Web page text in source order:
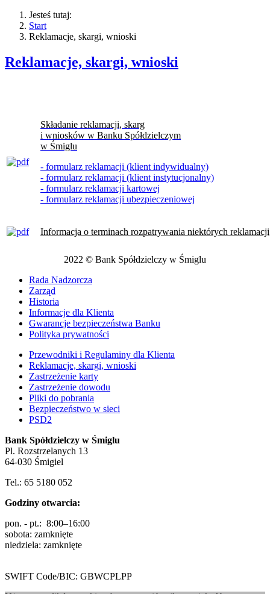
Jesteś tutaj:
Start
Reklamacje, skargi, wnioski
Reklamacje, skargi, wnioski
Składanie reklamacji, skarg
i wniosków w Banku Spółdzielczym
w Śmiglu
- formularz reklamacji (klient indywidualny)
- formularz reklamacji (klient instytucjonalny)
- formularz reklamacji kartowej
- formularz reklamacji ubezpieczeniowej
Informacja o terminach rozpatrywania niektórych reklamacji
2022 © Bank Spółdzielczy w Śmiglu
Rada Nadzorcza
Zarząd
Historia
Informacje dla Klienta
Gwarancje bezpieczeństwa Banku
Polityka prywatności
Przewodniki i Regulaminy dla Klienta
Reklamacje, skargi, wnioski
Zastrzeżenie karty
Zastrzeżenie dowodu
Pliki do pobrania
Bezpieczeństwo w sieci
PSD2
Bank Spółdzielczy w Śmiglu
Pl. Rozstrzelanych 13
64-030 Śmigiel
Tel.: 65 5180 052
Godziny otwarcia:
pon. - pt.: 8:00–16:00
sobota: zamknięte
niedziela: zamknięte
SWIFT Code/BIC: GBWCPLPP